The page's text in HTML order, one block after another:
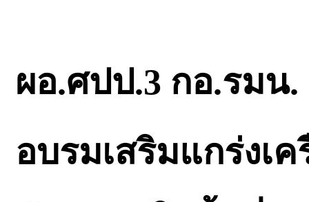
ผอ.ศปป.3 กอ.รมน
อบรมเสริมแกร่งเ